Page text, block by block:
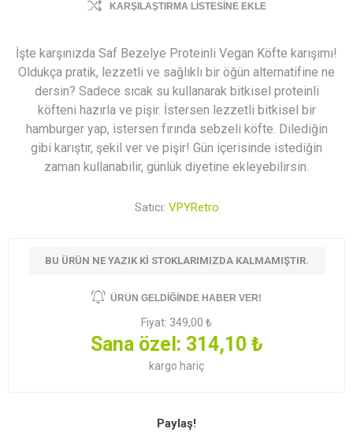
KARŞILAŞTIRMA LISTESINE EKLE
İşte karşınızda Saf Bezelye Proteinli Vegan Köfte karışımı!
Oldukça pratik, lezzetli ve sağlıklı bir öğün alternatifine ne
dersin? Sadece sıcak su kullanarak bitkisel proteinli
köfteni hazırla ve pişir. İstersen lezzetli bitkisel bir
hamburger yap, istersen fırında sebzeli köfte. Dilediğin
gibi karıştır, şekil ver ve pişir! Gün içerisinde istediğin
zaman kullanabilir, günlük diyetine ekleyebilirsin.
Satıcı: VPYRetro
BU ÜRÜN NE YAZIK KI STOKLARIMIZDA KALMAMIŞTIR.
ÜRÜN GELDIĞINDE HABER VER!
Fiyat: 349,00 ₺
Sana özel: 314,10 ₺
kargo hariç
Paylaş!